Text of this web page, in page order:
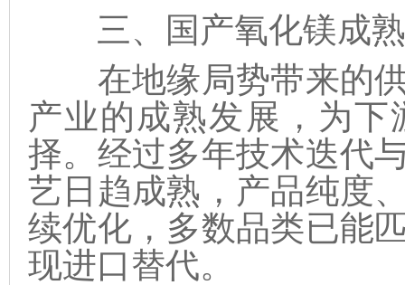
三、国产氧化镁成熟
在地缘局势带来的供
产业的成熟发展，为
择。经过多年技术迭代
艺日趋成熟，产品纯度
续优化，多数品类已能
现进口替代。